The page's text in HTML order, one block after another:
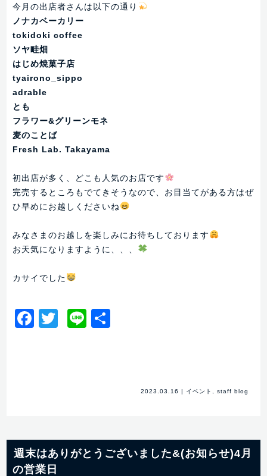
今月の出店者さんは以下の通り
ノナカベーカリー
tokidoki coffee
ソヤ畦畑
はじめ焼菓子店
tyairono_sippo
adrable
とも
フラワー&グリーンモネ
麦のことば
Fresh Lab. Takayama
初出店が多く、どこも人気のお店です
完売するところもでてきそうなので、お目当てがある方はぜ
ひ早めにお越しくださいね
みなさまのお越しを楽しみにお待ちしております
お天気になりますように、、、
カサイでした
Facebook
Twitter
Line
2023.03.16 | イベント staff blog
週末はありがとうございました&(お知らせ)4月
の営業日